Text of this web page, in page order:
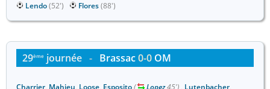
Lendo(52') Flores(88')
29ème journée - Brassac0-0 OM
Charrier, Mahieu, Loose, Esposito( Lopez45') , Lutenbacher,